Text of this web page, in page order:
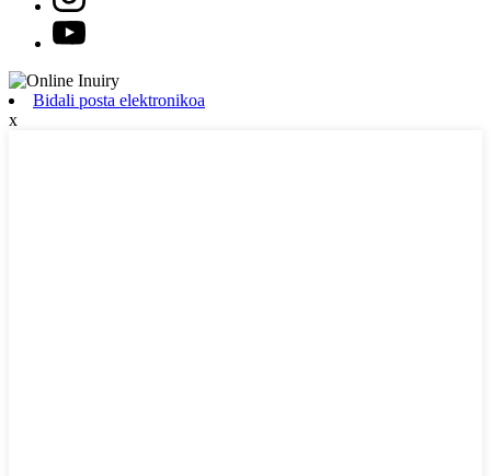
Bidali posta elektronikoa
x